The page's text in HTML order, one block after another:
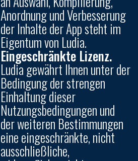
Anordnung und Verbesserung
der Inhalte der App steht im
Eigentum von Ludia.
Eingeschränkte Lizenz.
Ludia gewährt Ihnen unter der
Bedingung der strengen
Einhaltung dieser
Nutzungsbedingungen und
der weiteren Bestimmungen
eine eingeschränkte, nicht
ausschließliche,